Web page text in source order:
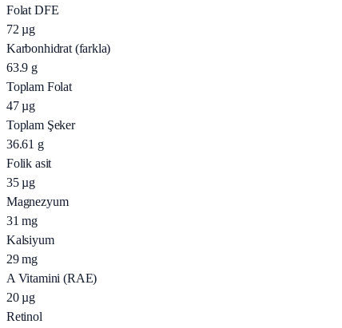
Folat DFE
72 µg
Karbonhidrat (farkla)
63.9 g
Toplam Folat
47 µg
Toplam Şeker
36.61 g
Folik asit
35 µg
Magnezyum
31 mg
Kalsiyum
29 mg
A Vitamini (RAE)
20 µg
Retinol